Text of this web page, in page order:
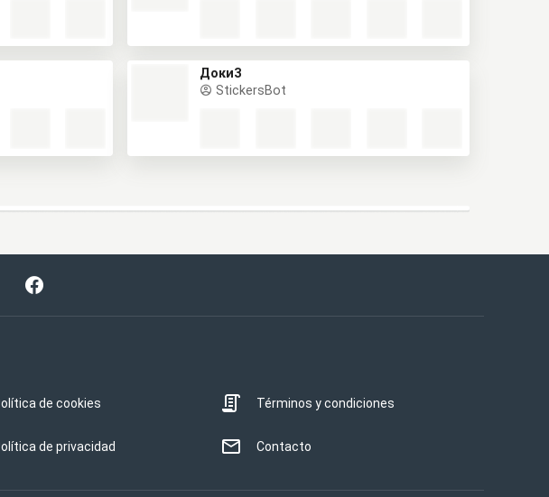
Доки3
StickersBot
de cookies
de privacidad
Términos y condiciones
Contacto